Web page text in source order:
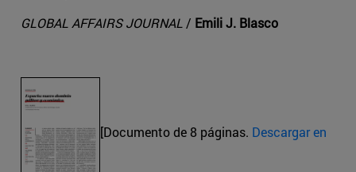
GLOBAL AFFAIRS JOURNAL / Emili J. Blasco
[Documento de 8 páginas. Descargar en